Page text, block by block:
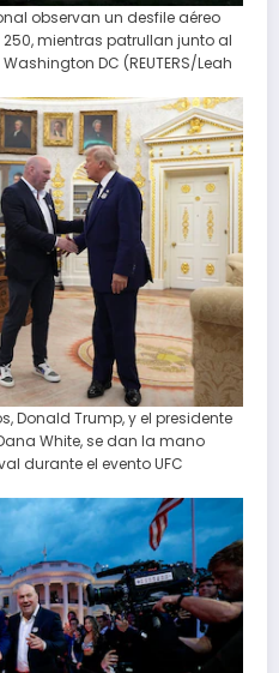
observan un desfile aéreo
250, mientras patrullan junto al
DC (REUTERS/Leah
Donald Trump, y el presidente
White, se dan la mano
durante el evento UFC